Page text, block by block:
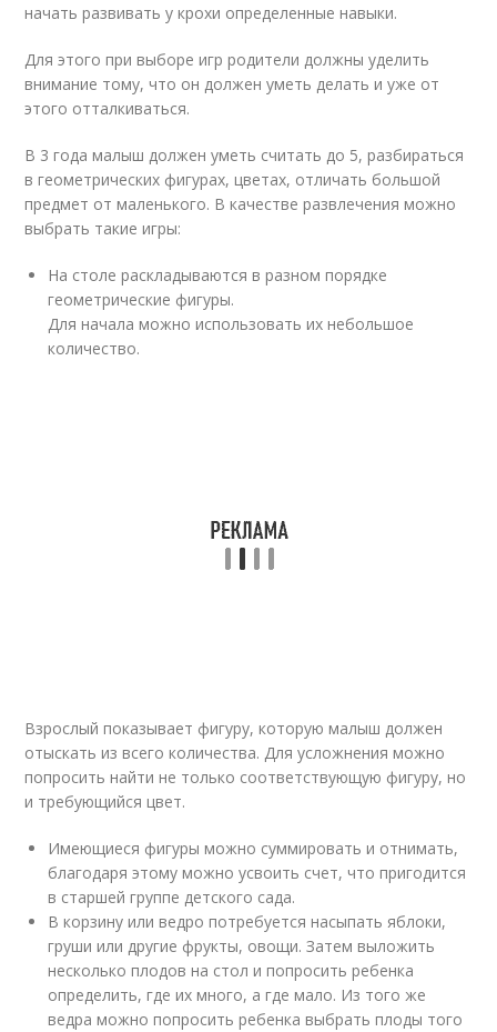
начать развивать у крохи определенные навыки.
Для этого при выборе игр родители должны уделить
внимание тому, что он должен уметь делать и уже от
этого отталкиваться.
В 3 года малыш должен уметь считать до 5, разбираться
в геометрических фигурах, цветах, отличать большой
предмет от маленького. В качестве развлечения можно
выбрать такие игры:
На столе раскладываются в разном порядке
геометрические фигуры.
Для начала можно использовать их небольшое
количество.
Взрослый показывает фигуру, которую малыш должен
отыскать из всего количества. Для усложнения можно
попросить найти не только соответствующую фигуру, но
и требующийся цвет.
Имеющиеся фигуры можно суммировать и отнимать,
благодаря этому можно усвоить счет, что пригодится
в старшей группе детского сада.
В корзину или ведро потребуется насыпать яблоки,
груши или другие фрукты, овощи. Затем выложить
несколько плодов на стол и попросить ребенка
определить, где их много, а где мало. Из того же
ведра можно попросить ребенка выбрать плоды того